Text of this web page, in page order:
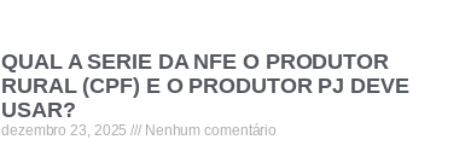
QUAL A SERIE DA NFE O PRODUTOR
RURAL (CPF) E O PRODUTOR PJ DEVE
USAR?
dezembro 23, 2025 Nenhum comentário